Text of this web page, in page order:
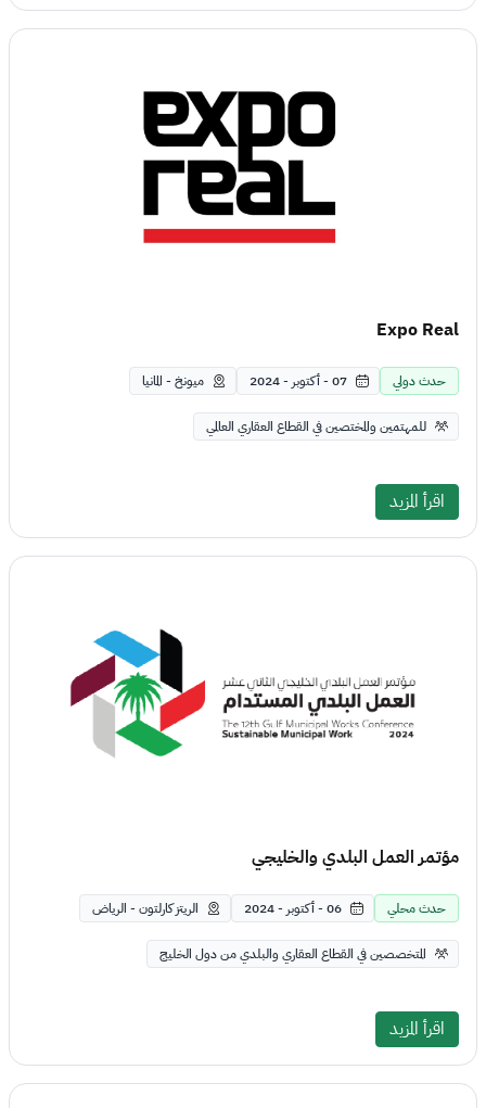
Expo Real
حدث دولي 07 - أكتوبر - 2024 ميونخ - المانيا
للمهتمين والمختصين في القطاع العقاري العالمي
اقرأ المزيد
مؤتمر العمل البلدي والخليجي
حدث محلي 06 - أكتوبر - 2024 الريتز كارلتون - الرياض
المتخصصين في القطاع العقاري والبلدي من دول الخليج
اقرأ المزيد